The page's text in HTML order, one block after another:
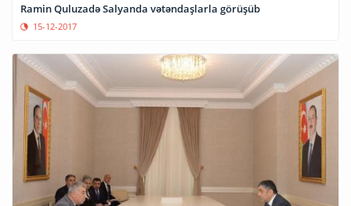
Ramin Quluzadə Salyanda vətəndaşlarla görüşüb
15-12-2017